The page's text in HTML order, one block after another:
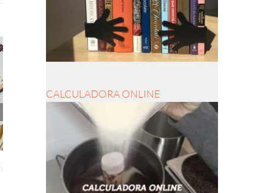
CALCULADORA ONLINE